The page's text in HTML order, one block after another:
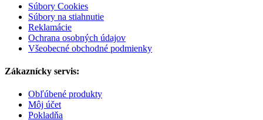
Súbory Cookies
Súbory na stiahnutie
Reklamácie
Ochrana osobných údajov
Všeobecné obchodné podmienky
Zákaznícky servis:
Obľúbené produkty
Môj účet
Pokladňa